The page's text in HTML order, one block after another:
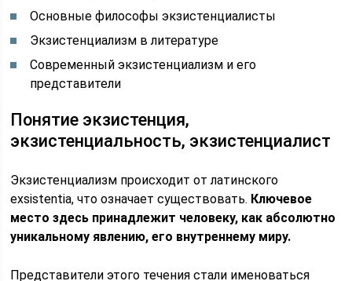
Основные философы экзистенциалисты
Экзистенциализм в литературе
Современный экзистенциализм и его
представители
Понятие экзистенция,
экзистенциальность, экзистенциалист
Экзистенциализм происходит от латинского
exsistentia, что означает существовать. Ключевое
место здесь принадлежит человеку, как абсолютно
уникальному явлению, его внутреннему миру.
Представители этого течения стали именоваться